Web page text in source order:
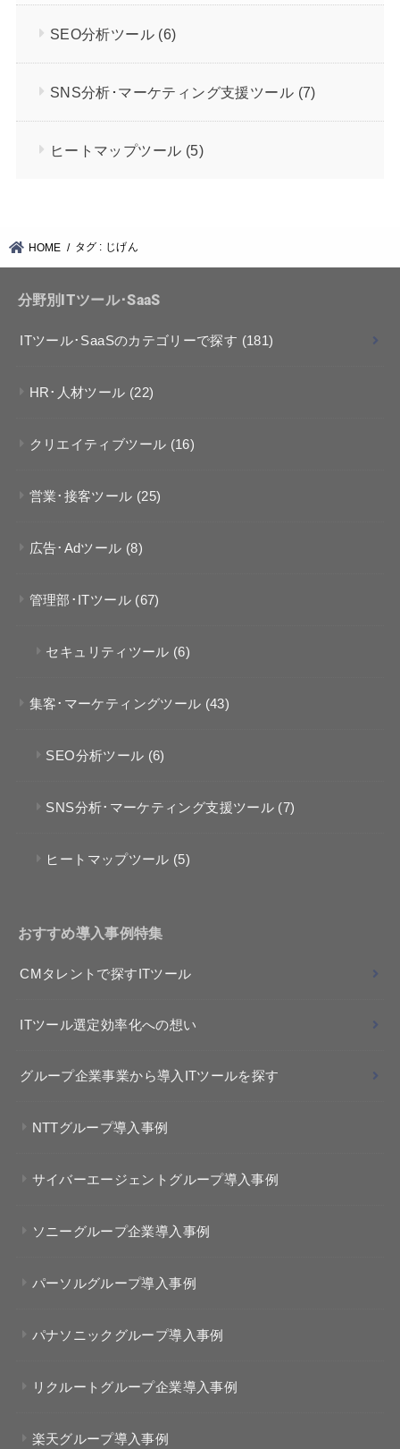
SEO分析ツール (6)
SNS分析･マーケティング支援ツール (7)
ヒートマップツール (5)
HOME タグ : じげん
分野別ITツール･SaaS
ITツール･SaaSのカテゴリーで探す (181)
HR･人材ツール (22)
クリエイティブツール (16)
営業･接客ツール (25)
広告･Adツール (8)
管理部･ITツール (67)
セキュリティツール (6)
集客･マーケティングツール (43)
SEO分析ツール (6)
SNS分析･マーケティング支援ツール (7)
ヒートマップツール (5)
おすすめ導入事例特集
CMタレントで探すITツール
ITツール選定効率化への想い
グループ企業事業から導入ITツールを探す
NTTグループ導入事例
サイバーエージェントグループ導入事例
ソニーグループ企業導入事例
パーソルグループ導入事例
パナソニックグループ導入事例
リクルートグループ企業導入事例
楽天グループ導入事例